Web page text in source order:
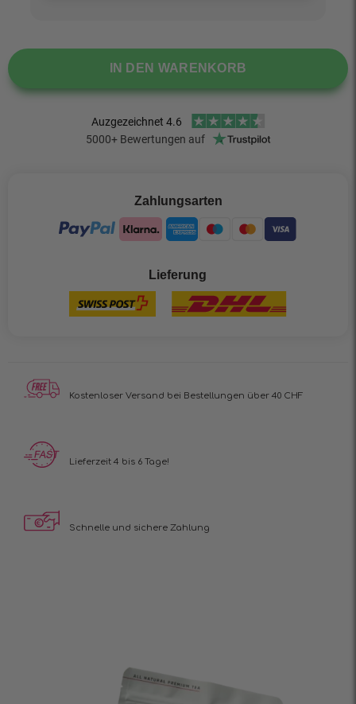
IN DEN WARENKORB
Zahlungsarten
Lieferung
Kostenloser Versand bei Bestellungen über 40 CHF
Lieferzeit 4 bis 6 Tage!
Schnelle und sichere Zahlung